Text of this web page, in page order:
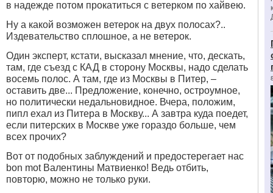
в надежде потом прокатиться с ветерком по хайвею.
Ну а какой возможен ветерок на двух полосах?..
Издевательство сплошное, а не ветерок.
Один эксперт, кстати, высказал мнение, что, дескать,
там, где съезд с КАД в сторону Москвы, надо сделать
восемь полос. А там, где из Москвы в Питер, –
оставить две... Предложение, конечно, остроумное,
но политически недальновидное. Вчера, положим,
пипл ехал из Питера в Москву... А завтра куда поедет,
если питерских в Москве уже гораздо больше, чем
всех прочих?
Вот от подобных заблуждений и предостерегает нас
bon mot Валентины Матвиенко! Ведь отбить,
повторю, можно не только руки.